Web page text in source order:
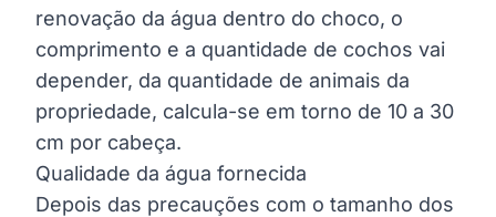
renovação da água dentro do choco, o
comprimento e a quantidade de cochos vai
depender, da quantidade de animais da
propriedade, calcula-se em torno de 10 a 30
cm por cabeça.
Qualidade da água fornecida
Depois das precauções com o tamanho dos